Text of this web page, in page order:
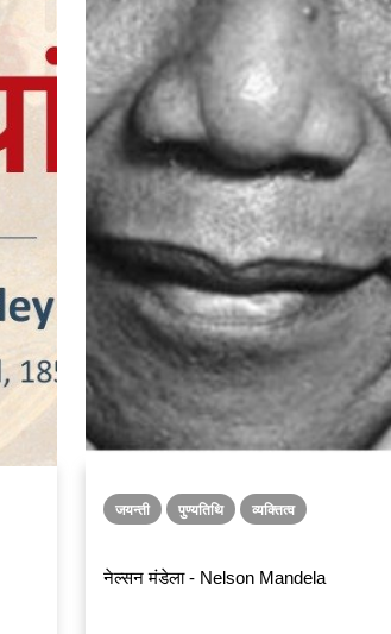
जयन्ती पुण्यतिथि व्यक्तित्व
नेल्सन मंडेला - Nelson Mandela